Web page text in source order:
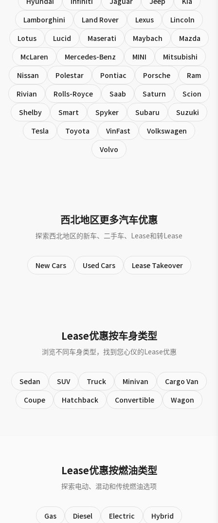
Lamborghini
Land Rover Lexus
Lincoln
Lotus
Lucid Maserati Maybach
Mazda
McLaren
Mercedes-Benz MINI
Mitsubishi
Nissan
Polestar Pontiac Porsche
Ram
Rivian
Rolls-Royce Saab Saturn
Scion
Shelby
Smart Spyker Subaru
Suzuki
Tesla
Toyota VinFast
Volkswagen
Volvo
西北地区更多汽车优惠
探索西北地区的新车、二手车、Lease和转Lease
New Cars Used Cars Lease Takeover
Lease优惠按车身类型
浏览不同车身类型，找到您心仪的Lease优惠
Sedan SUV Truck Minivan
Cargo Van
Coupe
Hatchback Convertible Wagon
Lease优惠按燃油类型
探索电动、混动和传统燃油选项
Gas Diesel Electric
Hybrid